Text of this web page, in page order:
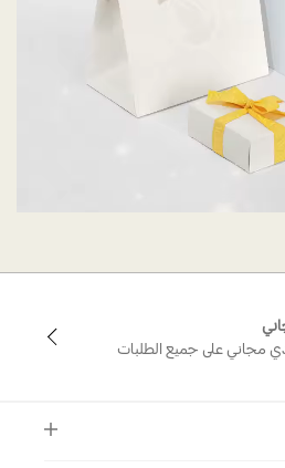
مجاني على جميع الطلبات